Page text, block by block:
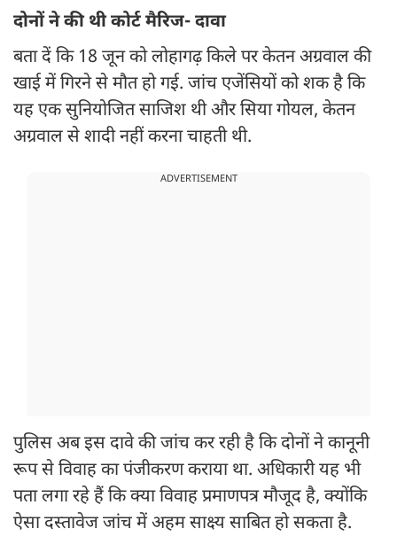
दोनों ने की थी कोर्ट मैरिज- दावा
बता दें कि 18 जून को लोहागढ़ किले पर केतन अग्रवाल की
खाई में गिरने से मौत हो गई. जांच एजेंसियों को शक है कि
यह एक सुनियोजित साजिश थी और सिया गोयल, केतन
अग्रवाल से शादी नहीं करना चाहती थी.
ADVERTISEMENT
पुलिस अब इस दावे की जांच कर रही है कि दोनों ने कानूनी
रूप से विवाह का पंजीकरण कराया था. अधिकारी यह भी
पता लगा रहे हैं कि क्या विवाह प्रमाणपत्र मौजूद है, क्योंकि
ऐसा दस्तावेज जांच में अहम साक्ष्य साबित हो सकता है.